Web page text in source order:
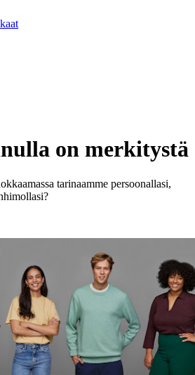
on merkitystä
tarinaamme persoonallasi,